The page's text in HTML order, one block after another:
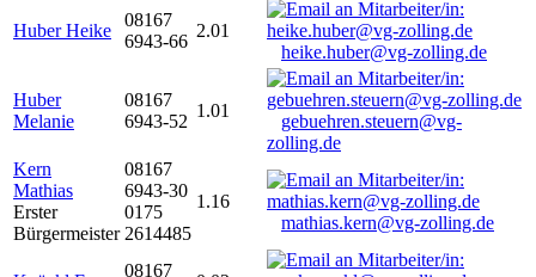
Huber Heike
08167
6943-66
2.01
heike.huber@vg-zolling.de
Huber
Melanie
08167
6943-52
1.01
gebuehren.steuern@vg-
zolling.de
Kern
Mathias
Erster
Bürgermeister
08167
6943-30
0175
2614485
1.16
mathias.kern@vg-zolling.de
08167